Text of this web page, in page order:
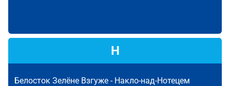
Н
Белосток Зелёне Взгуже - Накло-над-Нотецем